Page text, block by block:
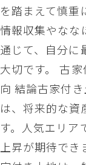
を踏まえて慎重
情報収集やなな
通じて、自分に
大切です。 古
向 結論古家付
は、将来的な資
す。人気エリア
上昇が期待でき